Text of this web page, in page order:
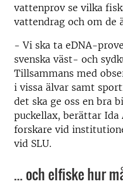
vattenprov se vilka
vattendrag och om de
- Vi ska ta eDNA-
svenska väst- och
Tillsammans med
i vissa älvar samt
det ska ge oss en bra
puckellax, berättar Ida
forskare vid
vid SLU.
... och elfiske hur